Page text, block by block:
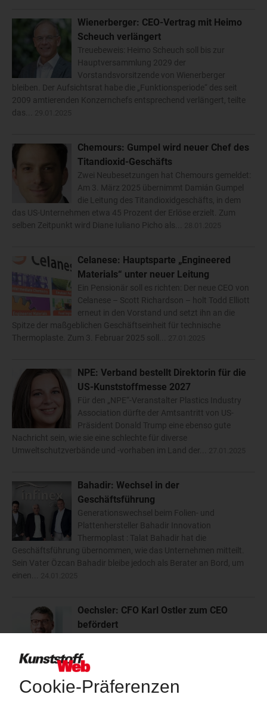
Wienerberger: CEO-Vertrag mit Heimo
Scheuch verlängert
Treuebeweis: Heimo Scheuch soll bis zur
Hauptversammlung 2029 der
Vorstandsvorsitzende von Wienerberger
bleiben. Der Aufsichtsrat habe die „Funktionsperiode“ des seit
2009 amtierenden Konzernchefs entsprechend verlängert, teilte
das...
Chemours: Gumpel wird neuer Chef des
Titandioxid-Geschäfts
Zwei Neubesetzungen hat Chemours gemeldet:
Am 3. März 2025 übernimmt Damián Gumpel
die Leitung des Titandioxidgeschäfts, in dem
das US-Unternehmen etwa 45 Prozent der Erlöse erzielt. Zum
selben Zeitpunkt wird Diane Iuliano Picho als...
Celanese: Hauptsparte „Engineered
Materials“ unter neuer Leitung
Ein Pensionär soll es richten: Der neue CEO von
Celanese – Scott Richardson – holt Todd Elliott
erneut in den Vorstand und setzt ihn an die
Spitze der maßgeblichen Geschäftseinheit für technische
Thermoplaste. Zum 3. Februar 2025 soll...
NPE: Verband bestellt Direktorin für die
US-Kunststoffmesse 2027
Für den „NPE“-Veranstalter Plastics Industry
Association dürfte der Amtsantritt von US-
Präsident Donald Trump eine ebenso gute
Nachricht sein, wie sie eine schlechte für diverse
Umweltschutzverbände und -vorhaben im Land der...
Bahadir: Wechsel in der
Geschäftsführung
Generationswechsel beim Folien- und
Plattenhersteller Bahadir Innovation
Thermoplast : Talat Bahadir hat die
Geschäftsführung übernommen, wie das Unternehmen mitteilt.
Sein Vater Özcan Bahadir bleibe jedoch als Berater an Bord, um
einen...
Oechsler: CFO Karl Ostler zum CEO
befördert
Vorstands beim Kunststoffverarbeiter Oechsler
ernannt worden war, wurde Karl Ostler zum 1. Januar 2025 zum
CEO des fränkischen... 23.01.2025